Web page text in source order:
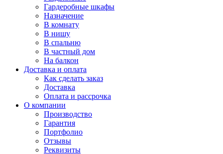
Гардеробные шкафы
Назначение
В комнату
В нишу
В спальню
В частный дом
На балкон
Доставка и оплата
Как сделать заказ
Доставка
Оплата и рассрочка
О компании
Производство
Гарантия
Портфолио
Отзывы
Реквизиты